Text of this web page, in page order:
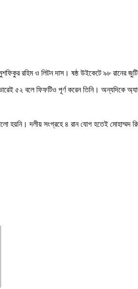
রহিম ও লিটন দাস। ষষ্ঠ উইকেটে ৯৮ রানের
৫২ বলে ফিফটিও পূর্ণ করেন তিনি। অন্যদিকে
দলীয় সংগ্রহে ৪ রান যোগ হতেই মোহাম্মদ